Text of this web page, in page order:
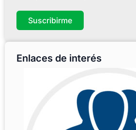
Suscribirme
Enlaces de interés